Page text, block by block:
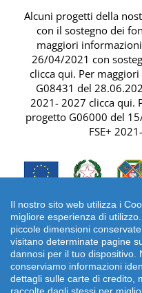
Il nostro sito web utilizza i
migliore esperienza di
piccole dimensioni
visitano determinate pagine
dannosi per il tuo dispositivo.
conserviamo informazioni
dettagli sulle carte di credito,
Alcuni progetti della
con il sostegno dei
maggiori
26/04/2021 con
clicca qui. Per
G08431 del
2021- 2027 clicca qui.
progetto G06000 del
FSE+